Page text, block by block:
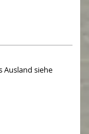
Ausland siehe